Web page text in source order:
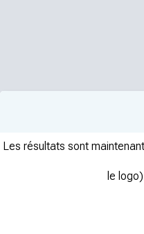
Les résultats sont
le logo)